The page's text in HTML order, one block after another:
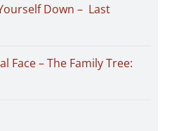
Down – Last
Face – The Family Tree: